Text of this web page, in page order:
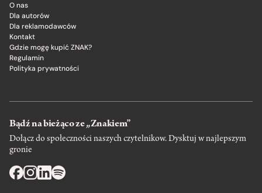
O nas
Dla autorów
Dla reklamodawców
Kontakt
Gdzie mogę kupić ZNAK?
Regulamin
Polityka prywatności
Bądź na bieżąco ze „Znakiem”
Dołącz do społeczności naszych czytelnikow. Dysktuj w najlepszym
gronie